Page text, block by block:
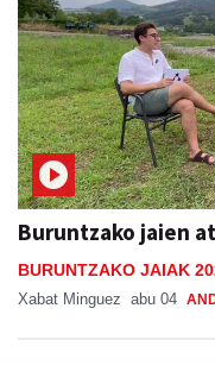
Buruntzako jaien
BURUNTZAKO JAIAK
Xabat Minguez abu 04